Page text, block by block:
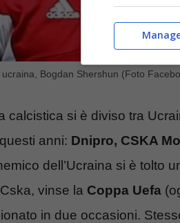
Bogdan Shershun (Foto
calcistica si è diviso tra
anni: Dnipro, CSKA
dell’Ucraina si è tolto
vinse la Coppa Uefa
in due occasioni.